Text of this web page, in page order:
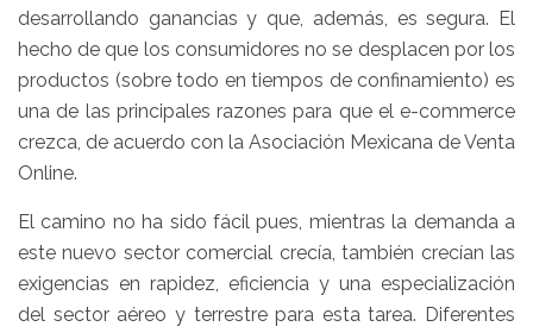
desarrollando ganancias y que, además, es segura. El
hecho de que los consumidores no se desplacen por los
productos (sobre todo en tiempos de confinamiento) es
una de las principales razones para que el e-commerce
crezca, de acuerdo con la Asociación Mexicana de Venta
Online.
El camino no ha sido fácil pues, mientras la demanda a
este nuevo sector comercial crecía, también crecían las
exigencias en rapidez, eficiencia y una especialización
del sector aéreo y terrestre para esta tarea. Diferentes